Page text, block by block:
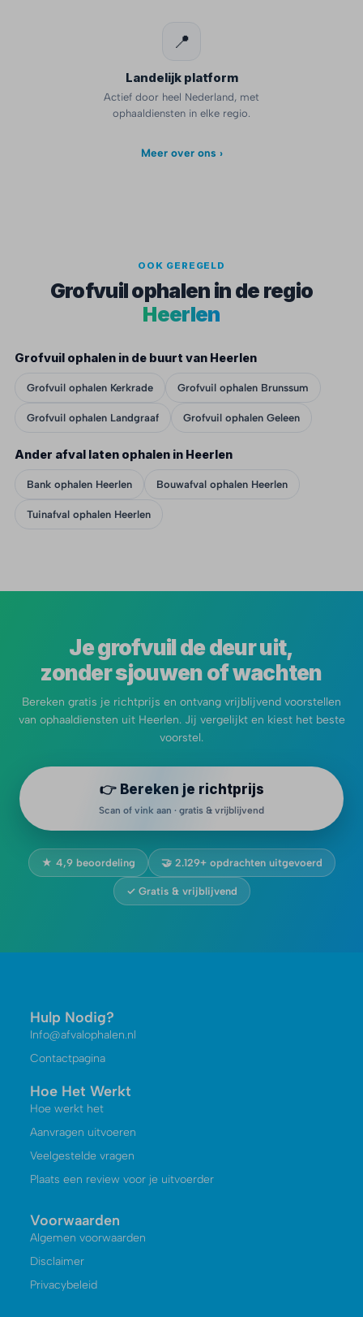
📍
Landelijk platform
Actief door heel Nederland, met
ophaaldiensten in elke regio.
Meer over ons ›
OOK GEREGELD
Grofvuil ophalen in de regio
Heerlen
Grofvuil ophalen in de buurt van Heerlen
Grofvuil ophalen Kerkrade Grofvuil ophalen Brunssum
Grofvuil ophalen Landgraaf Grofvuil ophalen Geleen
Ander afval laten ophalen in Heerlen
Bank ophalen Heerlen Bouwafval ophalen Heerlen
Tuinafval ophalen Heerlen
Je grofvuil de deur uit,
zonder sjouwen of wachten
Bereken gratis je richtprijs en ontvang vrijblijvend voorstellen
van ophaaldiensten uit Heerlen. Jij vergelijkt en kiest het beste
voorstel.
👉 Bereken je richtprijs
Scan of vink aan · gratis & vrijblijvend
★ 4,9 beoordeling 🤝 2.129+ opdrachten uitgevoerd
✓ Gratis & vrijblijvend
Hulp Nodig?
Info@afvalophalen.nl
Contactpagina
Hoe Het Werkt
Hoe werkt het
Aanvragen uitvoeren
Veelgestelde vragen
Plaats een review voor je uitvoerder
Voorwaarden
Algemen voorwaarden
Disclaimer
Privacybeleid